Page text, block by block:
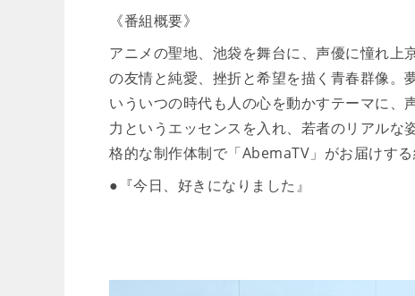
《番組概要》
アニメの聖地、池袋を舞台に、声優に憧れ上
の友情と純愛、挫折と希望を描く青春群像。
いういつの時代も人の心を動かすテーマに、
力というエッセンスを入れ、若者のリアルな
格的な制作体制で「AbemaTV」がお届けす
●『今日、好きになりました』